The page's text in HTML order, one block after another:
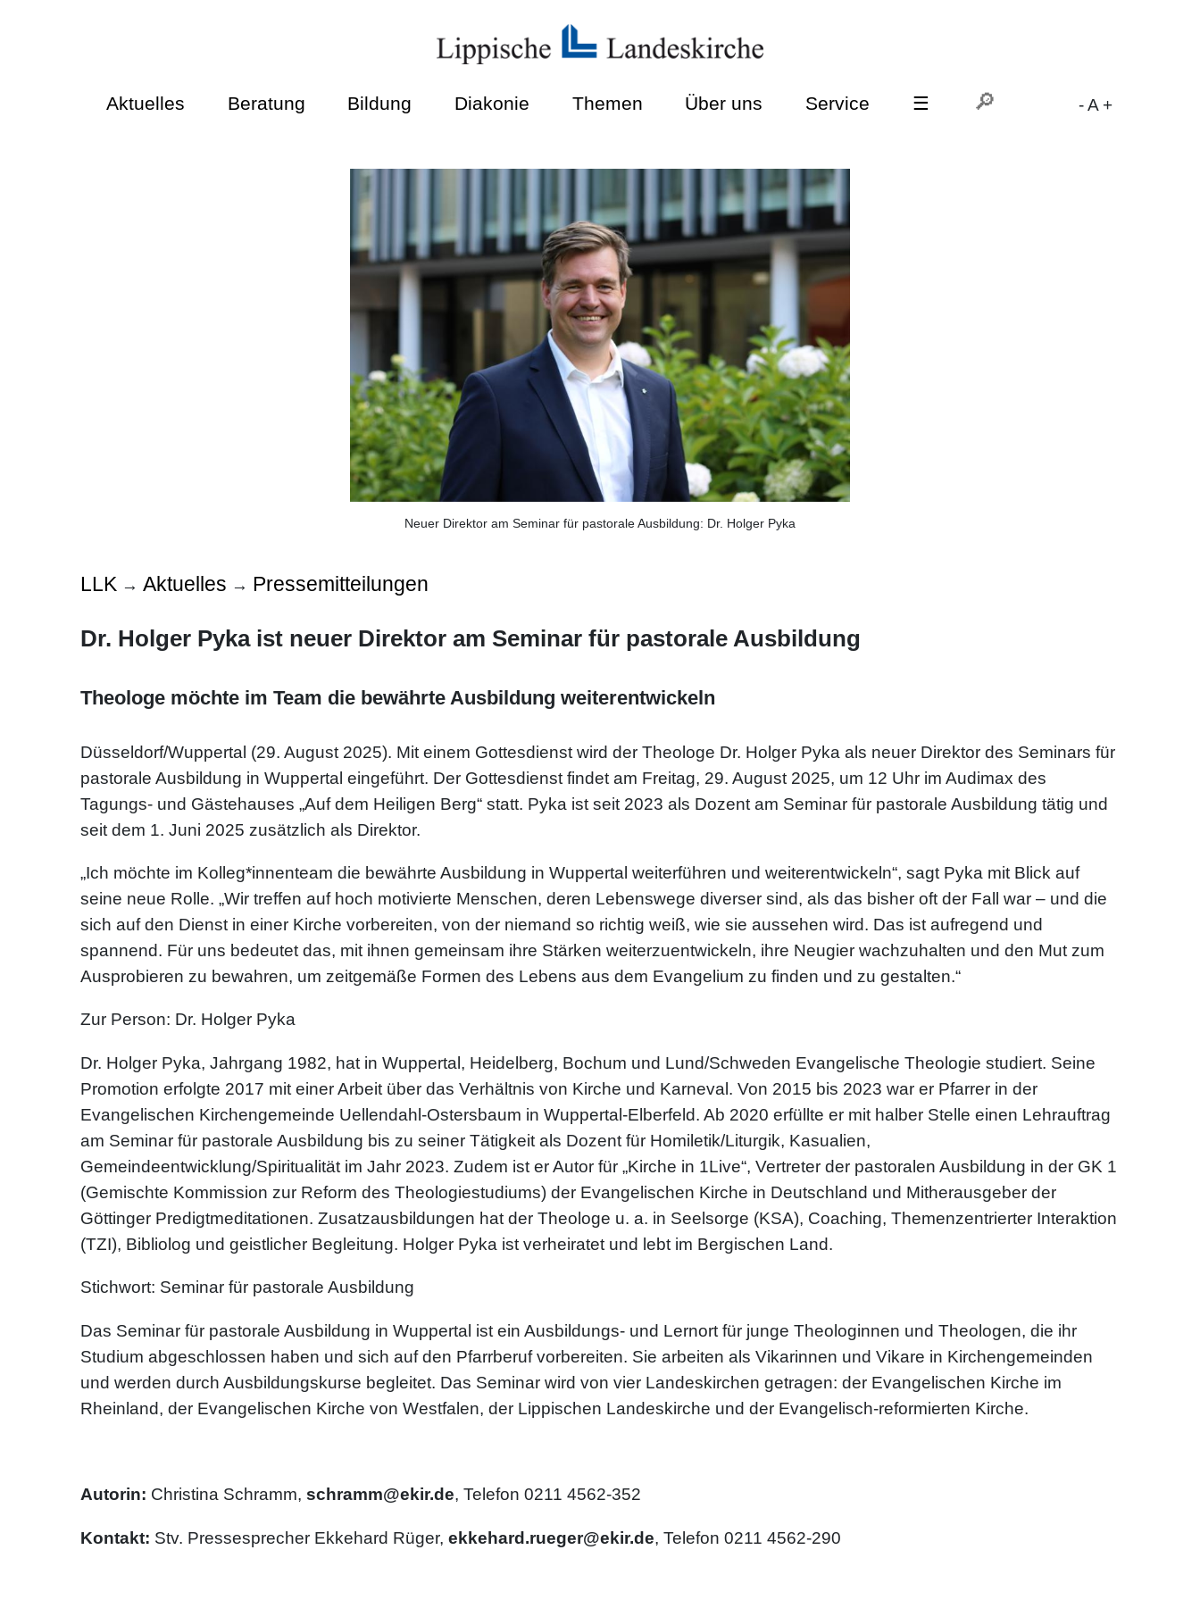
Aktuelles Beratung Bildung Diakonie Themen Über uns Service ☰ - A +
Neuer Direktor am Seminar für pastorale Ausbildung: Dr. Holger Pyka
LLK →Aktuelles → Pressemitteilungen
Dr. Holger Pyka ist neuer Direktor am Seminar für pastorale Ausbildung
Theologe möchte im Team die bewährte Ausbildung weiterentwickeln
Düsseldorf/Wuppertal (29. August 2025). Mit einem Gottesdienst wird der Theologe Dr. Holger Pyka als neuer Direktor des Seminars für
pastorale Ausbildung in Wuppertal eingeführt. Der Gottesdienst findet am Freitag, 29. August 2025, um 12 Uhr im Audimax des
Tagungs- und Gästehauses „Auf dem Heiligen Berg“ statt. Pyka ist seit 2023 als Dozent am Seminar für pastorale Ausbildung tätig und
seit dem 1. Juni 2025 zusätzlich als Direktor.
„Ich möchte im Kolleg*innenteam die bewährte Ausbildung in Wuppertal weiterführen und weiterentwickeln“, sagt Pyka mit Blick auf
seine neue Rolle. „Wir treffen auf hoch motivierte Menschen, deren Lebenswege diverser sind, als das bisher oft der Fall war – und die
sich auf den Dienst in einer Kirche vorbereiten, von der niemand so richtig weiß, wie sie aussehen wird. Das ist aufregend und
spannend. Für uns bedeutet das, mit ihnen gemeinsam ihre Stärken weiterzuentwickeln, ihre Neugier wachzuhalten und den Mut zum
Ausprobieren zu bewahren, um zeitgemäße Formen des Lebens aus dem Evangelium zu finden und zu gestalten.“
Zur Person: Dr. Holger Pyka
Dr. Holger Pyka, Jahrgang 1982, hat in Wuppertal, Heidelberg, Bochum und Lund/Schweden Evangelische Theologie studiert. Seine
Promotion erfolgte 2017 mit einer Arbeit über das Verhältnis von Kirche und Karneval. Von 2015 bis 2023 war er Pfarrer in der
Evangelischen Kirchengemeinde Uellendahl-Ostersbaum in Wuppertal-Elberfeld. Ab 2020 erfüllte er mit halber Stelle einen Lehrauftrag
am Seminar für pastorale Ausbildung bis zu seiner Tätigkeit als Dozent für Homiletik/Liturgik, Kasualien,
Gemeindeentwicklung/Spiritualität im Jahr 2023. Zudem ist er Autor für „Kirche in 1Live“, Vertreter der pastoralen Ausbildung in der GK 1
(Gemischte Kommission zur Reform des Theologiestudiums) der Evangelischen Kirche in Deutschland und Mitherausgeber der
Göttinger Predigtmeditationen. Zusatzausbildungen hat der Theologe u. a. in Seelsorge (KSA), Coaching, Themenzentrierter Interaktion
(TZI), Bibliolog und geistlicher Begleitung. Holger Pyka ist verheiratet und lebt im Bergischen Land.
Stichwort: Seminar für pastorale Ausbildung
Das Seminar für pastorale Ausbildung in Wuppertal ist ein Ausbildungs- und Lernort für junge Theologinnen und Theologen, die ihr
Studium abgeschlossen haben und sich auf den Pfarrberuf vorbereiten. Sie arbeiten als Vikarinnen und Vikare in Kirchengemeinden
und werden durch Ausbildungskurse begleitet. Das Seminar wird von vier Landeskirchen getragen: der Evangelischen Kirche im
Rheinland, der Evangelischen Kirche von Westfalen, der Lippischen Landeskirche und der Evangelisch-reformierten Kirche.
Autorin: Christina Schramm,schramm@ekir.de, Telefon 0211 4562-352
Kontakt: Stv. Pressesprecher Ekkehard Rüger,ekkehard.rueger@ekir.de, Telefon 0211 4562-290